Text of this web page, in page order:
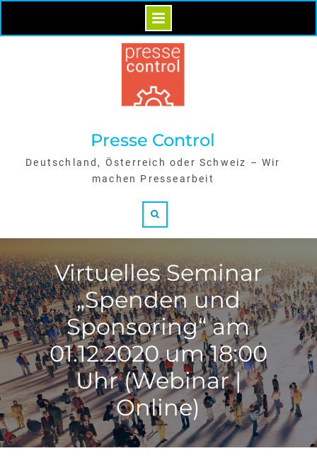
Skip
Presse Control
Deutschland, Österreich oder Schweiz – Wir
machen Pressearbeit
Virtuelles Seminar
„Spenden und
Sponsoring“ am
01.12.2020 um 18:00
Uhr (Webinar |
Online)